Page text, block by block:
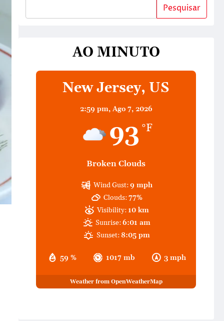
Pesquisar
AO MINUTO
New Jersey, US
2:59 pm, Ago 7, 2026
93 °F
Broken Clouds
59 % 1017 mb 3 mph
Wind Gust:9 mph
Clouds:77%
Visibility: 10 km
Sunrise:6:01 am
Sunset:8:05 pm
Weather from OpenWeatherMap